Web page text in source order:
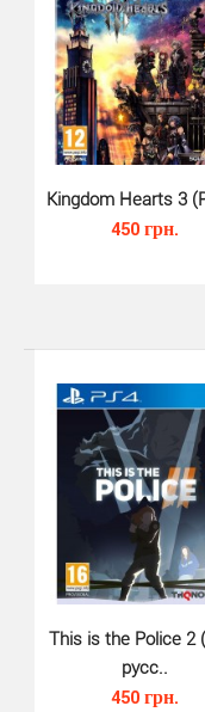
Fallout 76
приквелом
Shadows
Kingdom Hearts 3
450 грн.
This is the Police 2
русс..
450 грн.